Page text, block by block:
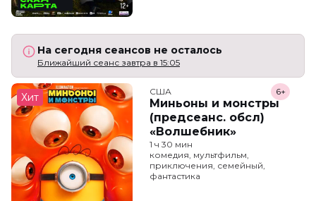
На сегодня сеансов не осталось
Ближайший сеанс завтра в 15:05
Хит США
Миньоны и монстры
(предсеанс. обсл)
«Волшебник»
6+
1 ч 30 мин
комедия, мультфильм,
приключения, семейный,
фантастика